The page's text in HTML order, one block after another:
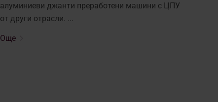
алуминиеви джанти преработени машини с ЦПУ
от други отрасли. ...
Още